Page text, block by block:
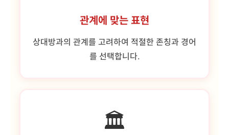
관계에 맞는 표현
상대방과의 관계를 고려하여 적절한 존칭과 경어
를 선택합니다.
🏛️